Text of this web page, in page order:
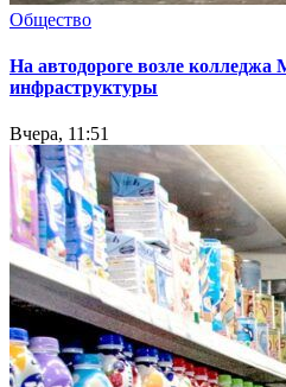
Общество
На автодороге возле колледжа
инфраструктуры
Вчера, 11:51